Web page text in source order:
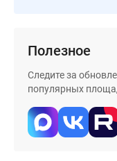
Программа
реновации
Москве
Новостройки
премиум-
Полезное
Следите за
популярных